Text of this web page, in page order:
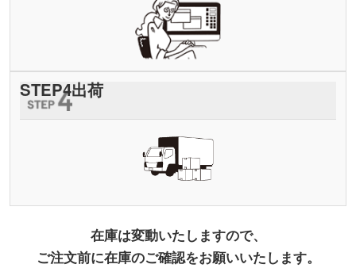
STEP4出荷
在庫は変動いたしますので、
ご注文前に在庫のご確認をお願いいたします。